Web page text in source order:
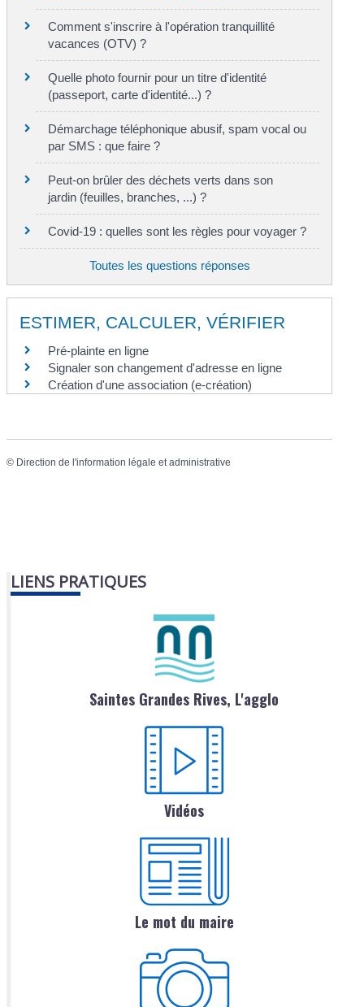
Comment s'inscrire à l'opération tranquillité
vacances (OTV) ?
Quelle photo fournir pour un titre d'identité
(passeport, carte d'identité...) ?
Démarchage téléphonique abusif, spam vocal ou
par SMS : que faire ?
Peut-on brûler des déchets verts dans son
jardin (feuilles, branches, ...) ?
Covid-19 : quelles sont les règles pour voyager ?
Toutes les questions réponses
ESTIMER, CALCULER, VÉRIFIER
Pré-plainte en ligne
Signaler son changement d'adresse en ligne
Création d'une association (e-création)
© Direction de l'information légale et administrative
LIENS PRATIQUES
Saintes Grandes Rives, L'agglo
Vidéos
Le mot du maire